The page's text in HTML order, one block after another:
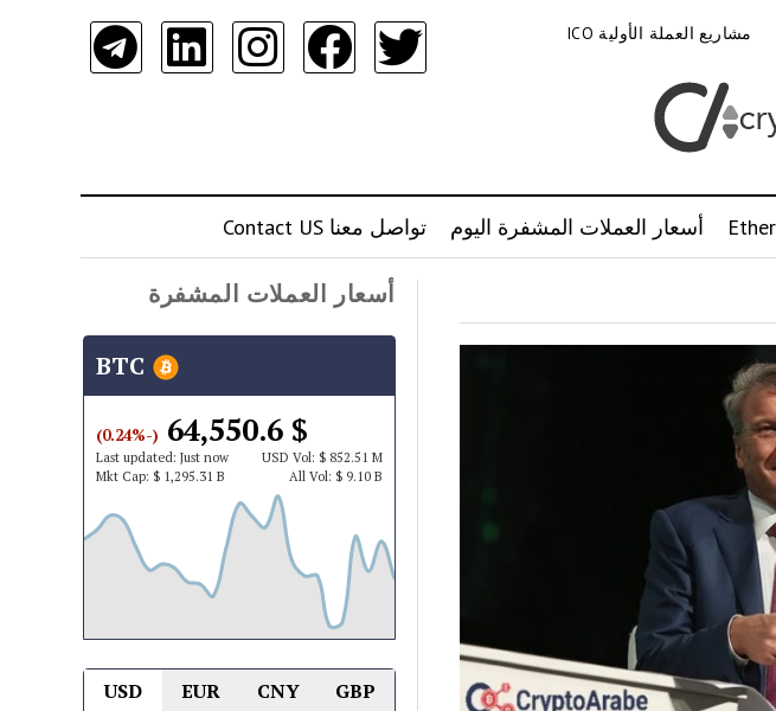
مشاريع العملة الأولية ICO
أسعار العملات المشفرة اليوم تواصل معنا Contact US
أسعار العملات المشفرة
$ 64,550.6
(-0.24%)
Last updated: Just now USD Vol: $ 852.51 M
Mkt Cap: $ 1,295.31 B All Vol: $ 9.10 B
USD EUR CNY GBP